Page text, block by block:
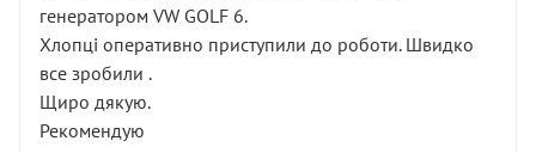
генератором VW GOLF 6.
Хлопці оперативно приступили до роботи. Швидко
все зробили .
Щиро дякую.
Рекомендую